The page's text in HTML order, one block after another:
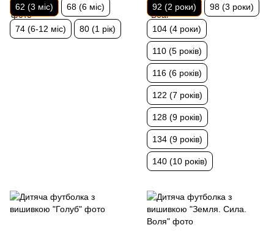
62 (3 міс) 68 (6 міс)
74 (6-12 міс) 80 (1 рік)
92 (2 роки) 98 (3 роки)
104 (4 роки)
110 (5 років)
116 (6 років)
122 (7 років)
128 (9 років)
134 (9 років)
140 (10 років)